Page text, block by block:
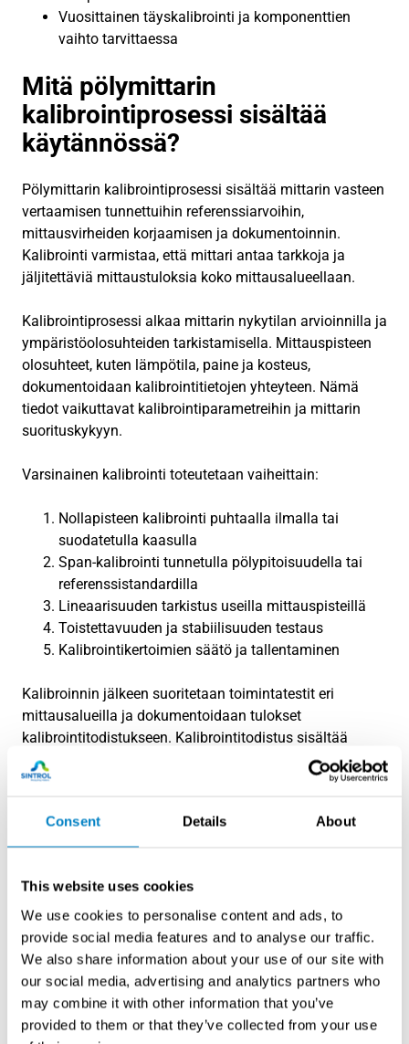
Consent Details About
This website uses cookies
We use cookies to personalise content and ads, to
provide social media features and to analyse our traffic.
We also share information about your use of our site with
our social media, advertising and analytics partners who
may combine it with other information that you’ve
provided to them or that they’ve collected from your use
Vuosittainen täyskalibrointi ja komponenttien
vaihto tarvittaessa
Mitä pölymittarin
kalibrointiprosessi sisältää
käytännössä?
Pölymittarin kalibrointiprosessi sisältää mittarin vasteen
vertaamisen tunnettuihin referenssiarvoihin,
mittausvirheiden korjaamisen ja dokumentoinnin.
Kalibrointi varmistaa, että mittari antaa tarkkoja ja
jäljitettäviä mittaustuloksia koko mittausalueellaan.
Kalibrointiprosessi alkaa mittarin nykytilan arvioinnilla ja
ympäristöolosuhteiden tarkistamisella. Mittauspisteen
olosuhteet, kuten lämpötila, paine ja kosteus,
dokumentoidaan kalibrointitietojen yhteyteen. Nämä
tiedot vaikuttavat kalibrointiparametreihin ja mittarin
suorituskykyyn.
Varsinainen kalibrointi toteutetaan vaiheittain:
Nollapisteen kalibrointi puhtaalla ilmalla tai
suodatetulla kaasulla
Span-kalibrointi tunnetulla pölypitoisuudella tai
referenssistandardilla
Lineaarisuuden tarkistus useilla mittauspisteillä
Toistettavuuden ja stabiilisuuden testaus
Kalibrointikertoimien säätö ja tallentaminen
Kalibroinnin jälkeen suoritetaan toimintatestit eri
mittausalueilla ja dokumentoidaan tulokset
kalibrointitodistukseen. Kalibrointitodistus sisältää
mittaustarkkuuden, epävarmuusarviot ja jäljitettävyyden
kansainvälisiin standardeihin.
Mitkä ovat yleisimmät
pölymittareiden huolto-
ongelmat ja niiden ratkaisut?
Yleisimmät pölymittareiden huolto-ongelmat ovat
anturin likaantuminen, kalibraation ajautuminen,
elektroniikan häiriöt ja mekaanisten osien kuluminen.
Nämä ongelmat johtavat mittausvirheisiin, signaalin
epävakauteen ja lopulta laitevaurioihin ilman